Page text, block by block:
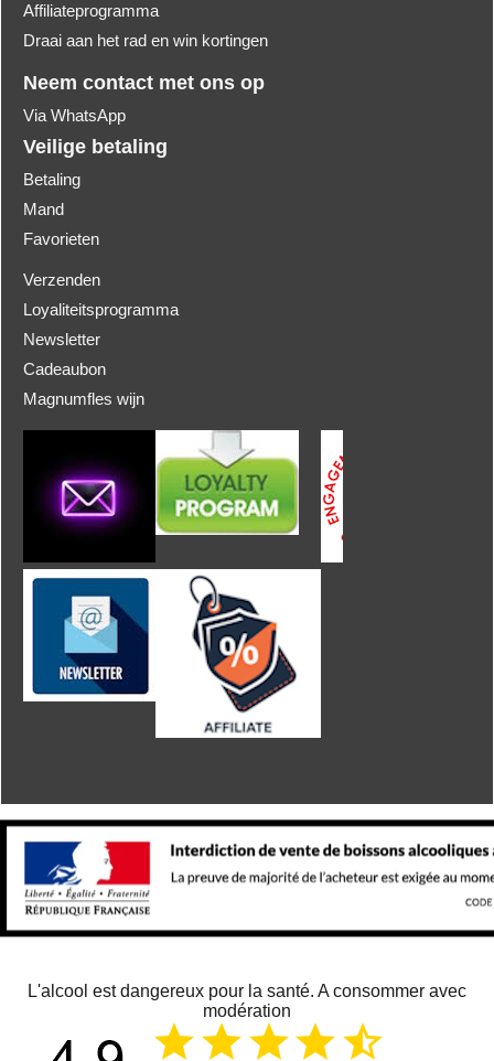
Affiliateprogramma
Draai aan het rad en win kortingen
Neem contact met ons op
Via WhatsApp
Veilige betaling
Betaling
Mand
Favorieten
Verzenden
Loyaliteitsprogramma
Newsletter
Cadeaubon
Magnumfles wijn
L'alcool est dangereux pour la santé. A consommer avec
modération